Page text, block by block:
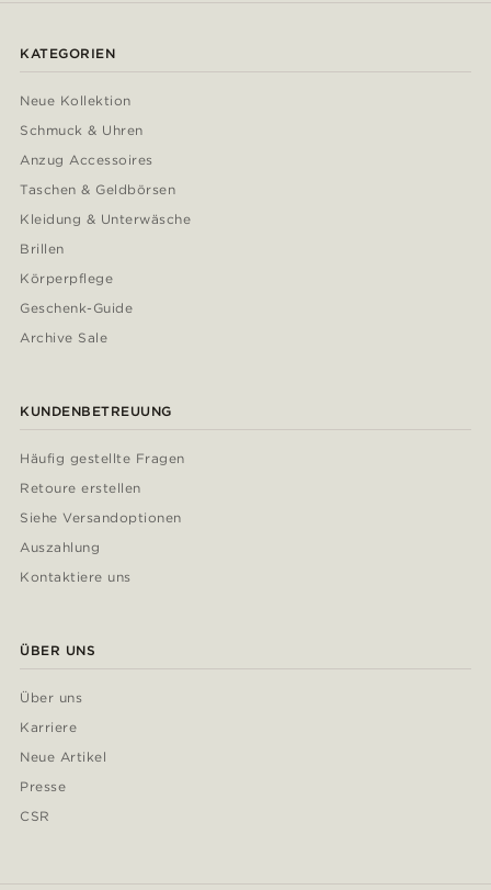
KATEGORIEN
Neue Kollektion
Schmuck & Uhren
Anzug Accessoires
Taschen & Geldbörsen
Kleidung & Unterwäsche
Brillen
Körperpflege
Geschenk-Guide
Archive Sale
KUNDENBETREUUNG
Häufig gestellte Fragen
Retoure erstellen
Siehe Versandoptionen
Auszahlung
Kontaktiere uns
ÜBER UNS
Über uns
Karriere
Neue Artikel
Presse
CSR